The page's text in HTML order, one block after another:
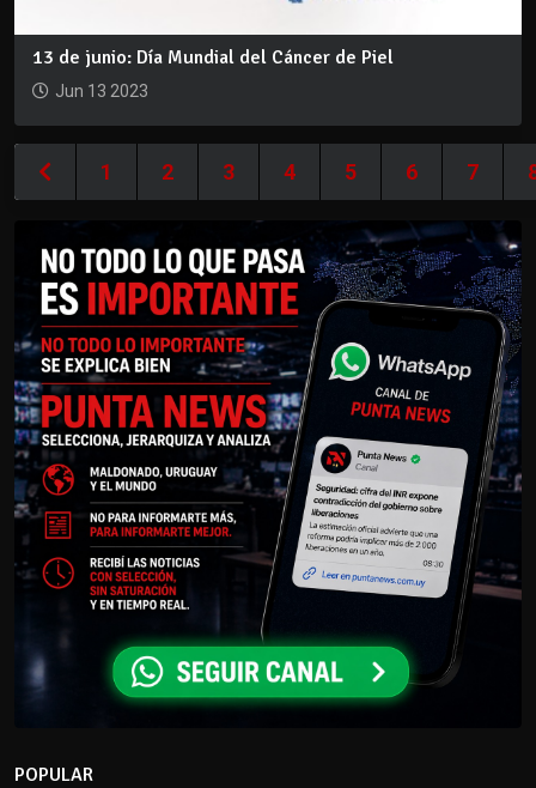
13 de junio: Día Mundial del Cáncer de Piel
Jun 13 2023
1 2 3 4 5 6 7
POPULAR